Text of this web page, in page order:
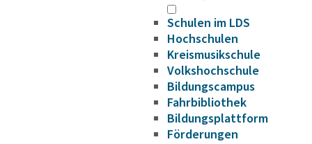
Schulen im LDS
Hochschulen
Kreismusikschule
Volkshochschule
Bildungscampus
Fahrbibliothek
Bildungsplattform
Förderungen